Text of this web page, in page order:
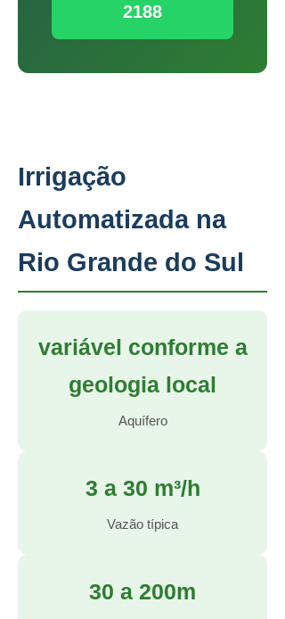
2188
Irrigação
Automatizada na
Rio Grande do Sul
variável conforme a
geologia local
Aquífero
3 a 30 m³/h
Vazão típica
30 a 200m